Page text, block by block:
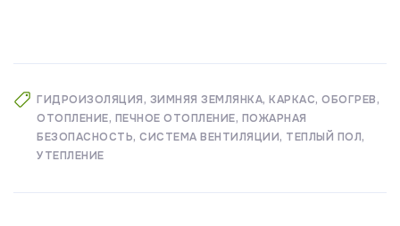
ГИДРОИЗОЛЯЦИЯ ЗИМНЯЯ ЗЕМЛЯНКА КАРКАС ОБОГРЕВ
ОТОПЛЕНИЕ ПЕЧНОЕ ОТОПЛЕНИЕ ПОЖАРНАЯ
БЕЗОПАСНОСТЬ СИСТЕМА ВЕНТИЛЯЦИИ ТЕПЛЫЙ ПОЛ
УТЕПЛЕНИЕ